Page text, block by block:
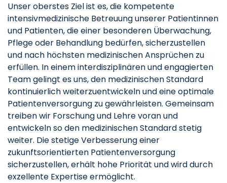
Unser oberstes Ziel ist es, die kompetente
intensivmedizinische Betreuung unserer Patientinnen
und Patienten, die einer besonderen Überwachung,
Pflege oder Behandlung bedürfen, sicherzustellen
und nach höchsten medizinischen Ansprüchen zu
erfüllen. In einem interdisziplinären und engagierten
Team gelingt es uns, den medizinischen Standard
kontinuierlich weiterzuentwickeln und eine optimale
Patientenversorgung zu gewährleisten. Gemeinsam
treiben wir Forschung und Lehre voran und
entwickeln so den medizinischen Standard stetig
weiter. Die stetige Verbesserung einer
zukunftsorientierten Patientenversorgung
sicherzustellen, erhält hohe Priorität und wird durch
exzellente Expertise ermöglicht.